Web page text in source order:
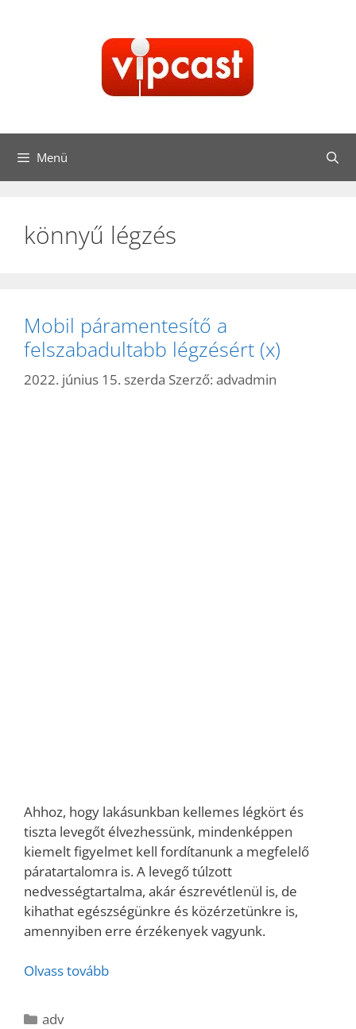
Menü
könnyű légzés
Mobil páramentesítő a
felszabadultabb légzésért (x)
2022. június 15. szerda Szerző: advadmin
Ahhoz, hogy lakásunkban kellemes légkört és
tiszta levegőt élvezhessünk, mindenképpen
kiemelt figyelmet kell fordítanunk a megfelelő
páratartalomra is. A levegő túlzott
nedvességtartalma, akár észrevétlenül is, de
kihathat egészségünkre és közérzetünkre is,
amennyiben erre érzékenyek vagyunk.
Olvass tovább
Kategória
adv